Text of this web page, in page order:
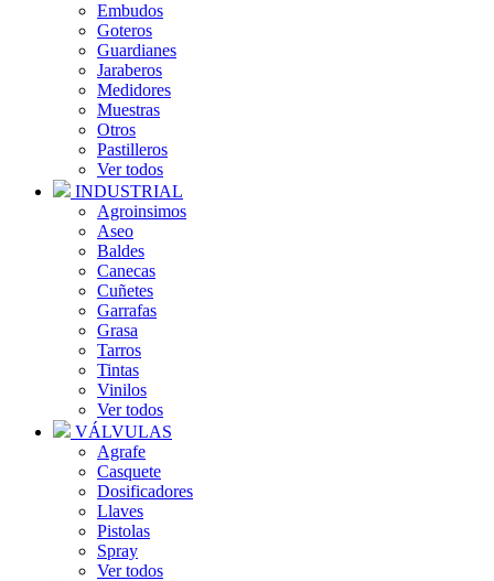
Embudos
Goteros
Guardianes
Jaraberos
Medidores
Muestras
Otros
Pastilleros
Ver todos
INDUSTRIAL
Agroinsimos
Aseo
Baldes
Canecas
Cuñetes
Garrafas
Grasa
Tarros
Tintas
Vinilos
Ver todos
VÁLVULAS
Agrafe
Casquete
Dosificadores
Llaves
Pistolas
Spray
Ver todos